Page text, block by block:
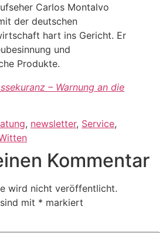
Carlos Montalvo
der deutschen
hart ins Gericht. Er
und
Produkte.
– Warnung an die
, newsletter, Service,
Kommentar
wird nicht veröffentlicht.
mit * markiert